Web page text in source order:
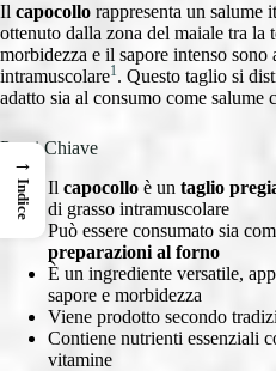
Il capocollo rappresenta un salume
ottenuto dalla zona del maiale tra la
morbidezza e il sapore intenso sono
intramuscolare1. Questo taglio si
adatto sia al consumo come salume
Punti Chiave
Il capocollo è un taglio
di grasso intramuscolare
Può essere consumato sia
preparazioni al forno
È un ingrediente versatile,
sapore e morbidezza
Viene prodotto secondo
Contiene nutrienti essenziali
vitamine
→
Indice